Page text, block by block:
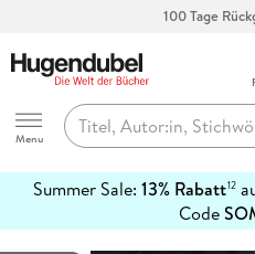
100 Tage
Hugendubel
Menu
Summer Sale: 13% Rabatt12
Code
erfahren